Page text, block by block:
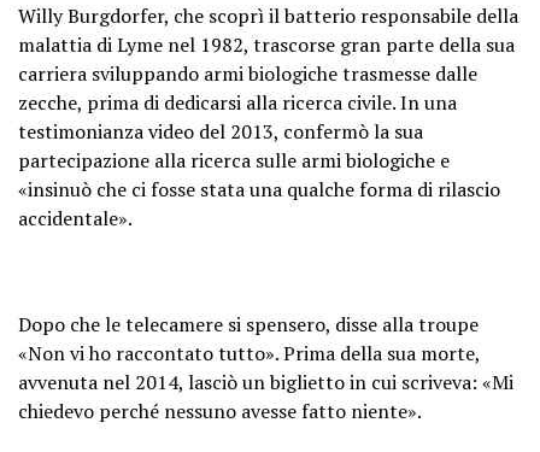
Willy Burgdorfer, che scoprì il batterio responsabile della
malattia di Lyme nel 1982, trascorse gran parte della sua
carriera sviluppando armi biologiche trasmesse dalle
zecche, prima di dedicarsi alla ricerca civile. In una
testimonianza video del 2013, confermò la sua
partecipazione alla ricerca sulle armi biologiche e
«insinuò che ci fosse stata una qualche forma di rilascio
accidentale».
Dopo che le telecamere si spensero, disse alla troupe
«Non vi ho raccontato tutto». Prima della sua morte,
avvenuta nel 2014, lasciò un biglietto in cui scriveva: «Mi
chiedevo perché nessuno avesse fatto niente».